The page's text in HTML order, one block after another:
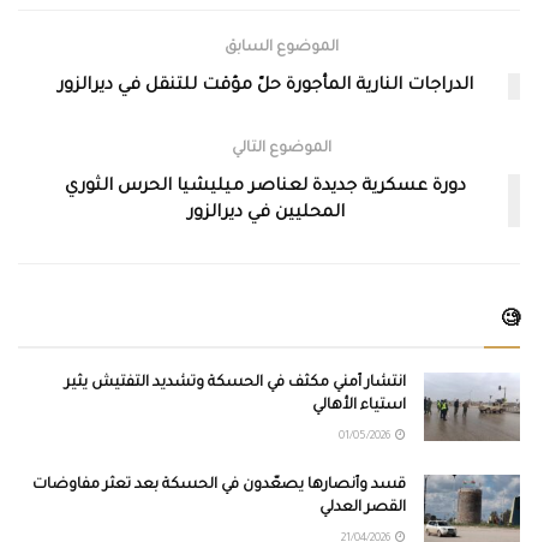
الموضوع السابق
الدراجات النارية المأجورة حلّ مؤقت للتنقل في ديرالزور
الموضوع التالي
دورة عسكرية جديدة لعناصر ميليشيا الحرس الثوري
المحليين في ديرالزور
🧐
انتشار أمني مكثف في الحسكة وتشديد التفتيش يثير
استياء الأهالي
قسد وأنصارها يصعّدون في الحسكة بعد تعثر مفاوضات
القصر العدلي